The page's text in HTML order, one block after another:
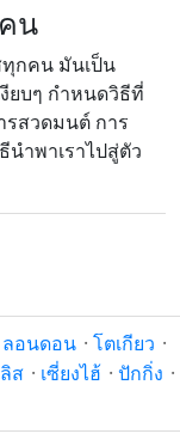
น
กคน มันเป็น
ยบๆ กำหนดวิธีที่
รสวดมนต์ การ
ำพาเราไปสู่ตัว
ลอนดอน · โตเกียว ·
ส · เซี่ยงไฮ้ · ปักกิ่ง ·